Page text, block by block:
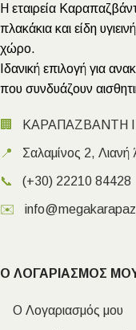
Η εταιρεία
πλακάκια και είδη
χώρο.
Ιδανική επιλογή για
που συνδυάζουν
🏢 ΚΑΡΑΠΑΖΒΑΝΤΗ
📍 Σαλαμίνος 2,
📞 (+30) 22210 84428
✉️
Ο ΛΟΓΑΡΙΑΣΜΟΣ
Ο Λογαριασμός μου